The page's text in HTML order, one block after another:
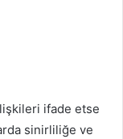
ifade etse
sinirliliğe ve